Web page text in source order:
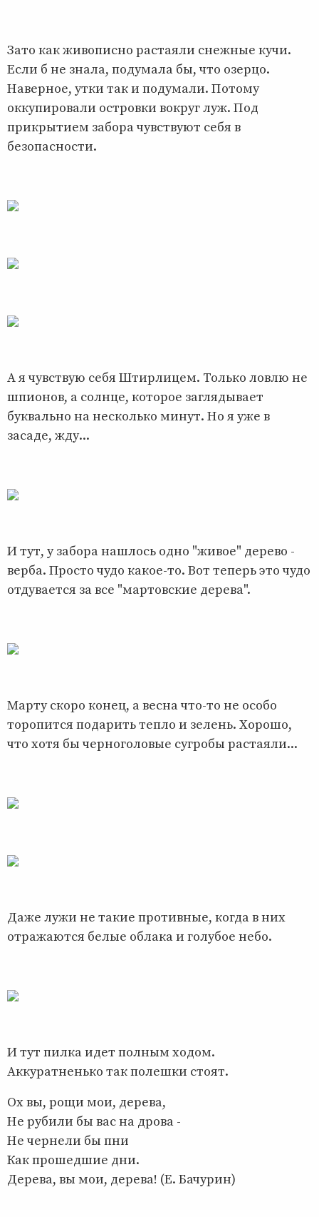
Зато как живописно растаяли снежные кучи.
Если б не знала, подумала бы, что озерцо.
Наверное, утки так и подумали. Потому
оккупировали островки вокруг луж. Под
прикрытием забора чувствуют себя в
безопасности.
А я чувствую себя Штирлицем. Только ловлю не
шпионов, а солнце, которое заглядывает
буквально на несколько минут. Но я уже в
засаде, жду...
И тут, у забора нашлось одно "живое" дерево -
верба. Просто чудо какое-то. Вот теперь это чудо
отдувается за все "мартовские дерева".
Марту скоро конец, а весна что-то не особо
торопится подарить тепло и зелень. Хорошо,
что хотя бы черноголовые сугробы растаяли...
Даже лужи не такие противные, когда в них
отражаются белые облака и голубое небо.
И тут пилка идет полным ходом.
Аккуратненько так полешки стоят.
Ох вы, рощи мои, дерева,
Не рубили бы вас на дрова -
Не чернели бы пни
Как прошедшие дни.
Дерева, вы мои, дерева! (Е. Бачурин)